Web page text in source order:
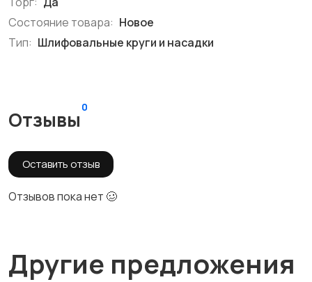
Состояние товара: Новое
Тип: Шлифовальные круги и насадки
Отзывы
0
Оставить отзыв
Отзывов пока нет 🥴
Другие предложения